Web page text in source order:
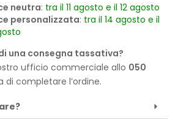
neutra: tra il 11 agosto e il 12 agosto
personalizzata: tra il 14 agosto e il
una consegna tassativa?
ufficio commerciale allo 050
di completare l’ordine.